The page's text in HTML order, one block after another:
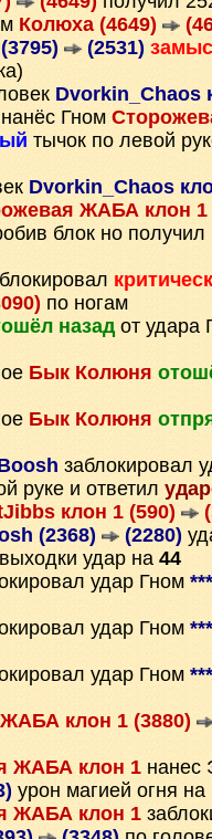
Колюха (4649)
(2531)
Dvorkin_Chaos
Гном
тычок по левой
Dvorkin_Chaos
ЖАБА клон 1
блок но
по ногам
назадот удара
Бык Колюня
Бык Колюня
заблокировал
руке и ответил
клон 1 (590)
(2368) (2280)
удар на 44
удар Гном
удар Гном
удар Гном
клон 1 (3880)
ЖАБА клон 1
урон магией огня на
ЖАБА клон 1